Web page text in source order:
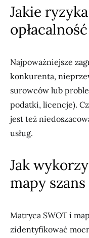
Jakie
Najpoważniejsze
konkurenta,
surowców lub
podatki, licencje).
jest też
usług.
Jak
mapy
Matryca SWOT i
zidentyfikować